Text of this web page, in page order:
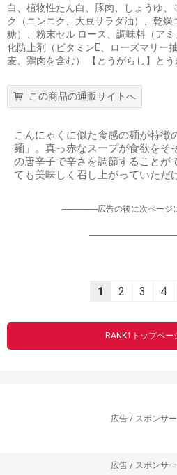
白、植物性たん白、豚肉、しょうゆ
ク（ニンニク、大豆サラダ油）、乾燥
糖）、粉末セル ロース、調味料（ア
化防止剤（ビタミンE、ローズマリー
麦、鶏肉を含む） 【とうがらし】とう
この商品の通販サイトへ
こんにゃくに似た食感の麺が特徴
麺」。真っ赤なスープが食欲をそ
の唐辛子で辛さを調節することが
ても美味しく召し上がっていただ
-----------------広告の後に次ページ
1 2 3 4
RANK1トップペー
広告 / スポンサ
広告 / スポンサ